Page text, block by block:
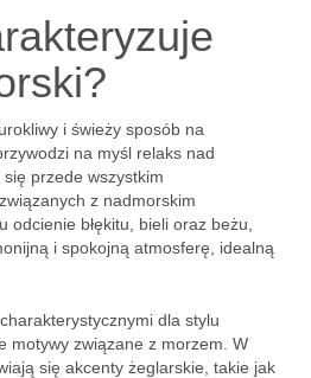
i świeży sposób na
na myśl relaks nad
przede wszystkim
z nadmorskim
odcienie błękitu, bieli oraz beżu,
i spokojną atmosferę, idealną
dla stylu
motywy związane z morzem. W
się akcenty żeglarskie, takie jak